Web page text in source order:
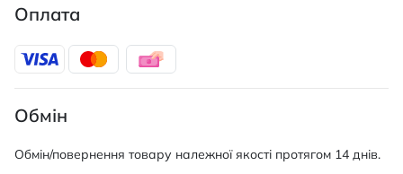
Оплата
Обмін
Обмін/повернення товару належної якості протягом 14 днів.